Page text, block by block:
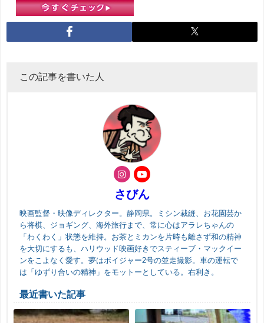
この記事を書いた人
さびん
映画監督・映像ディレクター。静岡県。ミシン裁縫、お花園芸か
ら将棋、ジョギング、海外旅行まで、常に心はアラレちゃんの
「わくわく」状態を維持。お茶とミカンを片時も離さず和の精神
を大切にするも、ハリウッド映画好きでスティーブ・マックイー
ンをこよなく愛す。夢はボイジャー2号の並走撮影。車の運転で
は「ゆずり合いの精神」をモットーとしている。右利き。
最近書いた記事